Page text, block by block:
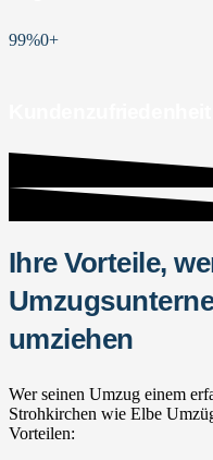
99%0+
Ihre Vorteile,
umziehen
Wer seinen Umzug einem
Strohkirchen wie Elbe
Vorteilen: